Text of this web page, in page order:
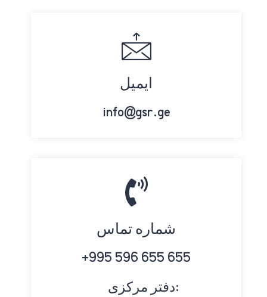
ایمیل
info@gsr.ge
شماره تماس
+995 596 655 655
دفتر مرکزی: